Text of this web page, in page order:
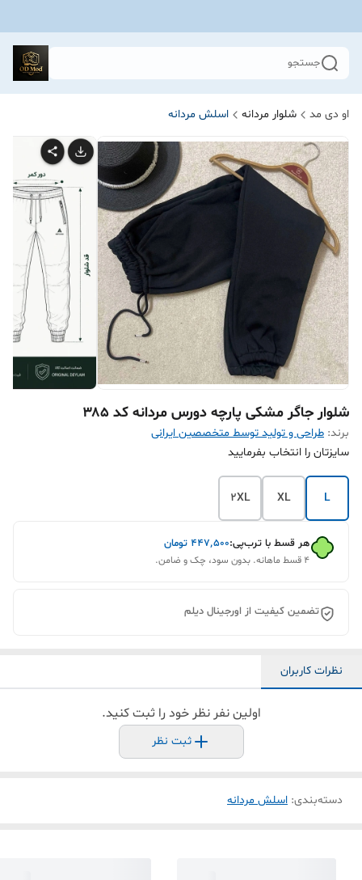
جستجو
او دی مد شلوار مردانه اسلش مردانه
شلوار جاگر مشکی پارچه دورس مردانه کد ۳۸۵
برند: طراحی و تولید توسط متخصصین ایرانی
سایزتان را انتخاب بفرمایید
L
XL
2XL
هر قسط با ترب‌پی:۴۴۷٬۵۰۰ تومان
۴ قسط ماهانه. بدون سود، چک و ضامن.
تضمین کیفیت از اورجینال دیلم
نظرات کاربران
اولین نفر نظر خود را ثبت کنید.
ثبت نظر
دسته‌بندی: اسلش مردانه